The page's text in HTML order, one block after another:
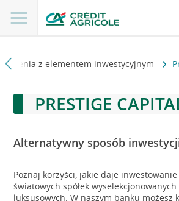
z elementem inwestycyjnym
PRESTIGE
Alternatywny sposób
Poznaj korzyści, jakie daje
światowych spółek
luksusowych. W naszym banku możesz